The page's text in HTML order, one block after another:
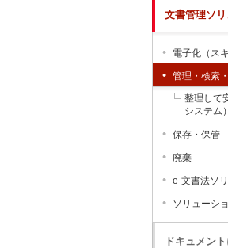
文書管理ソ
電子化（ス
管理・検索
整理して
システム）
保存・保管
廃棄
e-文書法ソ
ソリューシ
ドキュメン